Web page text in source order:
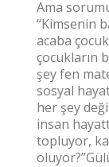
Ama
“Kimsenin
acaba
çocukların
şey fen
sosyal
her şey
insan
topluyor,